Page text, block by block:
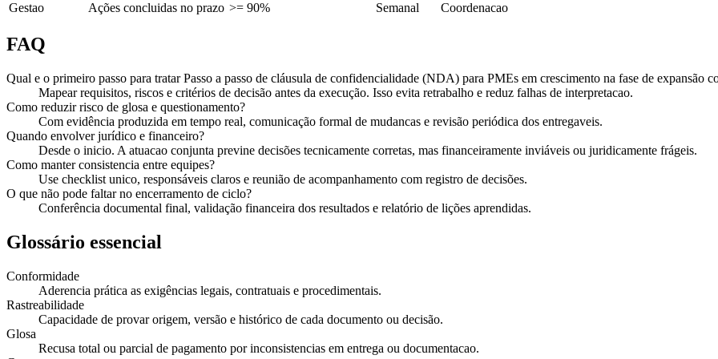
Gestao
Ações concluidas no prazo >= 90% Semanal Coordenacao
FAQ
Qual e o primeiro passo para tratar Passo a passo de cláusula de confidencialidade (NDA) para PMEs em crescimento na fase de expansão
Mapear requisitos, riscos e critérios de decisão antes da execução. Isso evita retrabalho e reduz falhas de interpretacao.
Como reduzir risco de glosa e questionamento?
Com evidência produzida em tempo real, comunicação formal de mudancas e revisão periódica dos entregaveis.
Quando envolver jurídico e financeiro?
Desde o inicio. A atuacao conjunta previne decisões tecnicamente corretas, mas financeiramente inviáveis ou juridicamente frágeis.
Como manter consistencia entre equipes?
Use checklist unico, responsáveis claros e reunião de acompanhamento com registro de decisões.
O que não pode faltar no encerramento de ciclo?
Conferência documental final, validação financeira dos resultados e relatório de lições aprendidas.
Glossário essencial
Conformidade
Aderencia prática as exigências legais, contratuais e procedimentais.
Rastreabilidade
Capacidade de provar origem, versão e histórico de cada documento ou decisão.
Glosa
Recusa total ou parcial de pagamento por inconsistencias em entrega ou documentacao.